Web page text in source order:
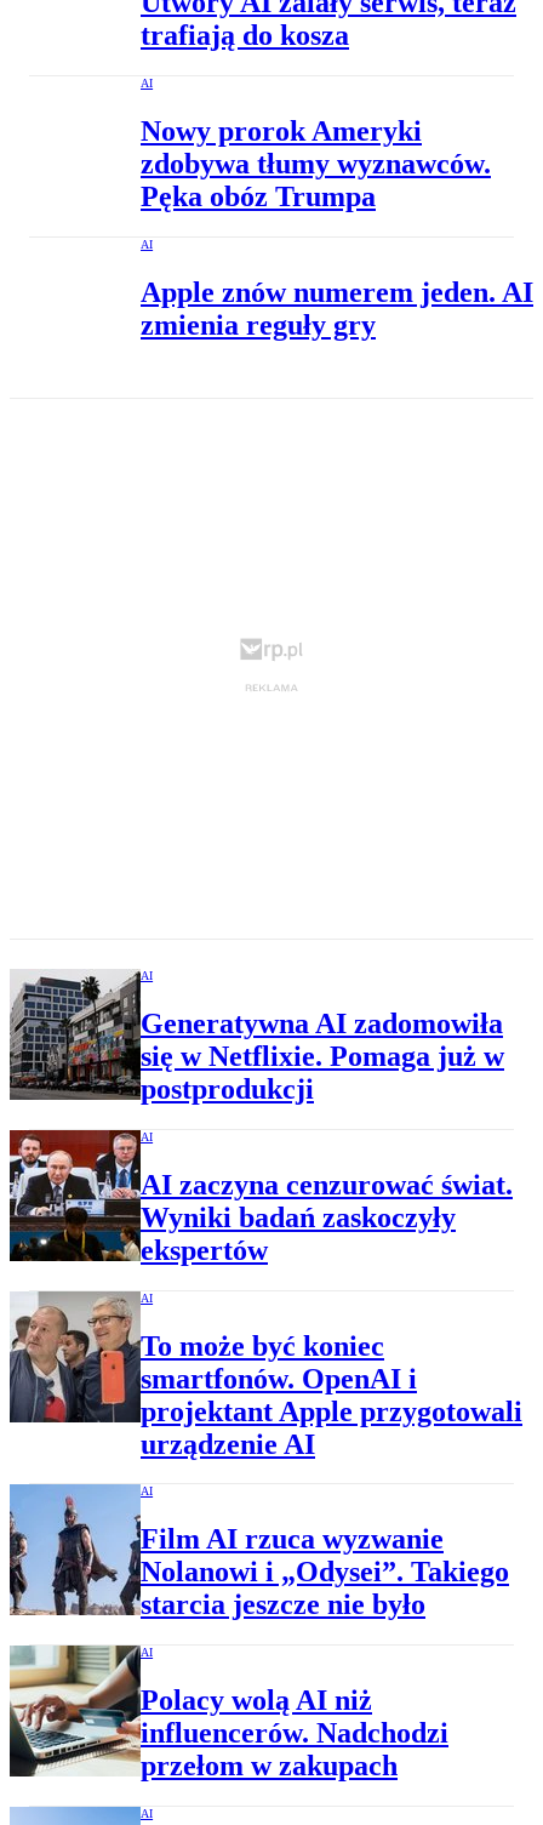
trafiają do kosza
AI
Nowy prorok Ameryki
zdobywa tłumy wyznawców.
Pęka obóz Trumpa
AI
Apple znów numerem jeden. AI
zmienia reguły gry
AI
Generatywna AI zadomowiła
się w Netflixie. Pomaga już w
postprodukcji
AI
AI zaczyna cenzurować świat.
Wyniki badań zaskoczyły
ekspertów
AI
To może być koniec
smartfonów. OpenAI i
projektant Apple przygotowali
urządzenie AI
AI
Film AI rzuca wyzwanie
Nolanowi i „Odysei”. Takiego
starcia jeszcze nie było
AI
Polacy wolą AI niż
influencerów. Nadchodzi
przełom w zakupach
AI